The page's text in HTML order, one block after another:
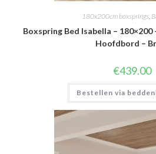
180x200cm boxsprings
Boxspring Bed Isabella –
Hoofdbord –
€439.00
Bestellen via